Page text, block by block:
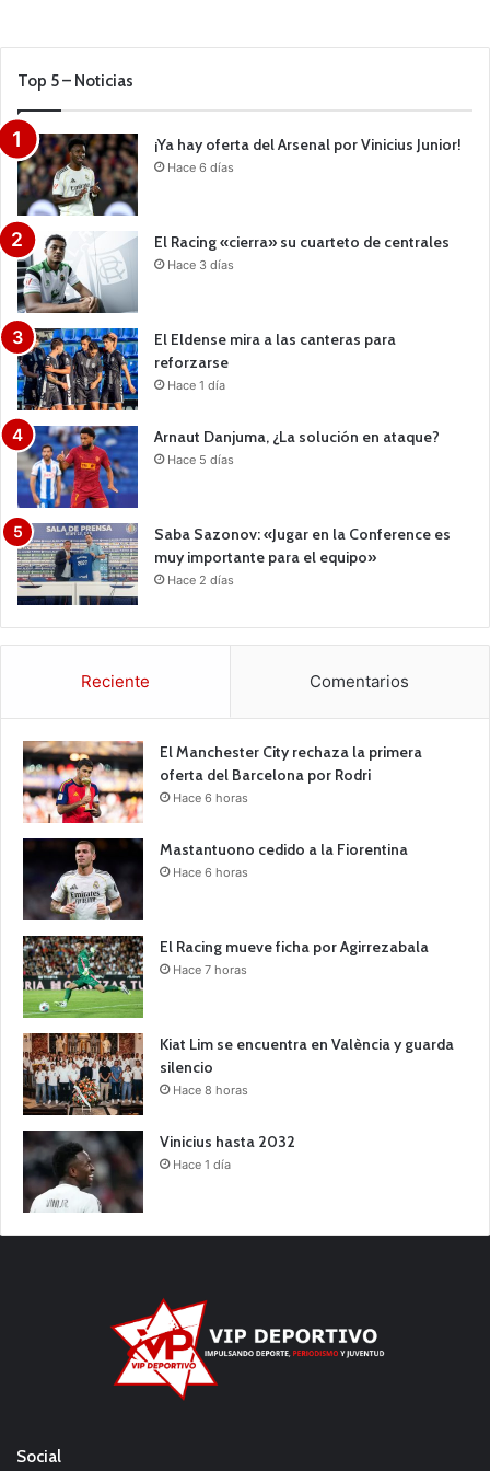
Top 5 – Noticias
¡Ya hay oferta del Arsenal por Vinicius Junior!
Hace 6 días
El Racing «cierra» su cuarteto de centrales
Hace 3 días
El Eldense mira a las canteras para
reforzarse
Hace 1 día
Arnaut Danjuma, ¿La solución en ataque?
Hace 5 días
Saba Sazonov: «Jugar en la Conference es
muy importante para el equipo»
Hace 2 días
Reciente Comentarios
El Manchester City rechaza la primera
oferta del Barcelona por Rodri
Hace 6 horas
Mastantuono cedido a la Fiorentina
Hace 6 horas
El Racing mueve ficha por Agirrezabala
Hace 7 horas
Kiat Lim se encuentra en València y guarda
silencio
Hace 8 horas
Vinicius hasta 2032
Hace 1 día
Social